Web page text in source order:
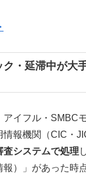
・延滞中が大
アイフル・SMBC
情報機関（CIC・
査システムで処理
報）」があった時